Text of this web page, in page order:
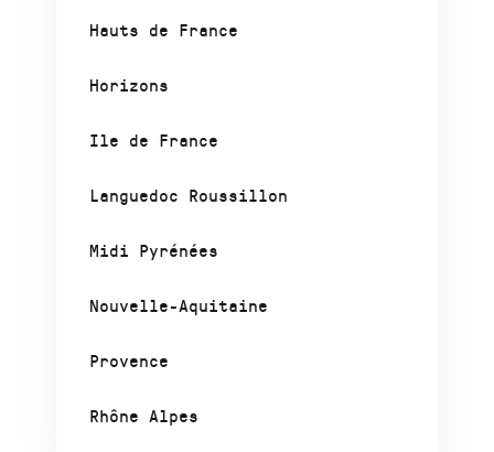
Hauts de France
Horizons
Ile de France
Languedoc Roussillon
Midi Pyrénées
Nouvelle-Aquitaine
Provence
Rhône Alpes